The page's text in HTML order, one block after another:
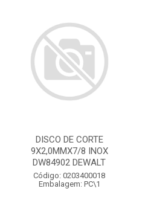
DISCO DE CORTE
9X2,0MMX7/8 INOX
DW84902 DEWALT
Código: 0203400018
Embalagem: PC\1